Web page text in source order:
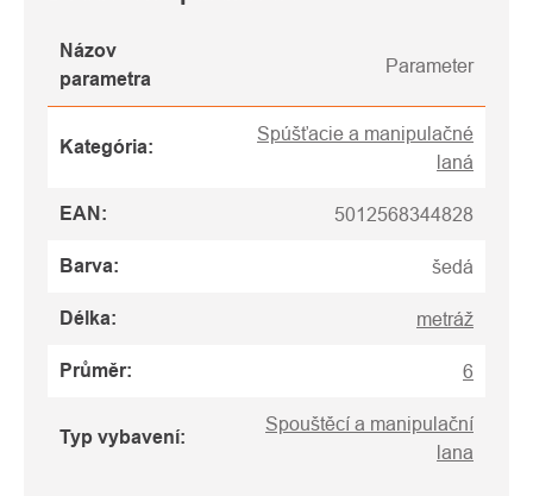
Názov
parametra
Parameter
Kategória:
Spúšťacie a manipulačné
laná
EAN : 5012568344828
Barva: šedá
Délka: metráž
Průměr: 6
Typ vybavení:
Spouštěcí a manipulační
lana